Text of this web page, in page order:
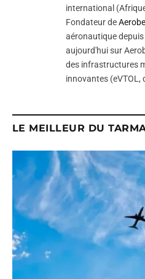
international
Fondateur de
aéronautique
aujourd'hui sur
des infrastructures
innovantes (eVTOL,
LE MEILLEUR DU